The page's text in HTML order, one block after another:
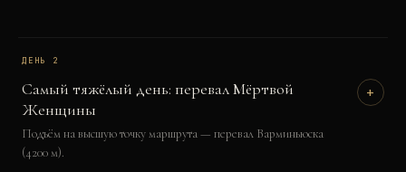
ДЕНЬ 2
Самый тяжёлый день: перевал Мёртвой
Женщины
Подъём на высшую точку маршрута — перевал Варминьюска
(4200 м).
+